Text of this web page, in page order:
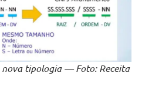
nova tipologia — Foto: Receita